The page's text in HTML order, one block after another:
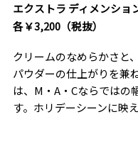
エクストラ ディメンシ
各￥3,200（税抜）
クリームのなめらかさと
パウダーの仕上がりを兼
は、M・A・Cならではの
す。ホリデーシーンに映